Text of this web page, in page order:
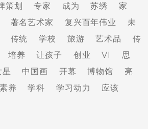
策划 专家 成为 苏绣
家
著名艺术家 复兴百年伟业
未
传统 学校 旅游 艺术品
传
培养 让孩子 创业 VI
思
星 中国画 开幕 博物馆
亮
养 学科 学习动力 应该